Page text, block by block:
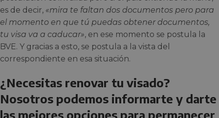
es de decir, «mira te faltan dos documentos pero para
el momento en que tú puedas obtener documentos,
tu visa va a caducar», en ese momento se postula la
BVE. Y gracias a esto, se postula a la vista del
correspondiente en esa situación.
¿Necesitas renovar tu visado?
Nosotros podemos informarte y darte
las mejores opciones para permanecer